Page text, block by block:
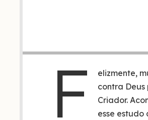
F
elizmente,
contra
Criador.
esse